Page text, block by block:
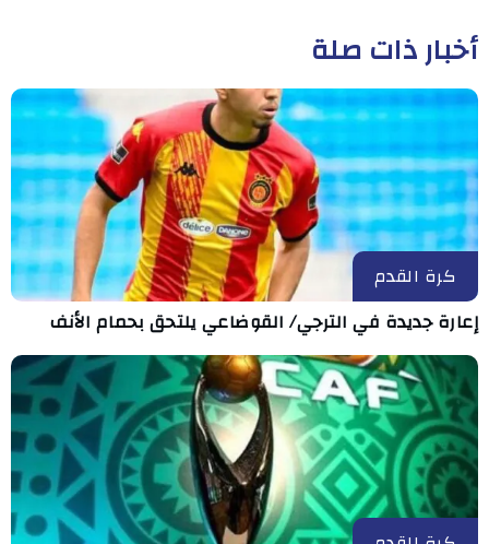
أخبار ذات صلة
كرة القدم
إعارة جديدة في الترجي/ القوضاعي يلتحق بحمام الأنف